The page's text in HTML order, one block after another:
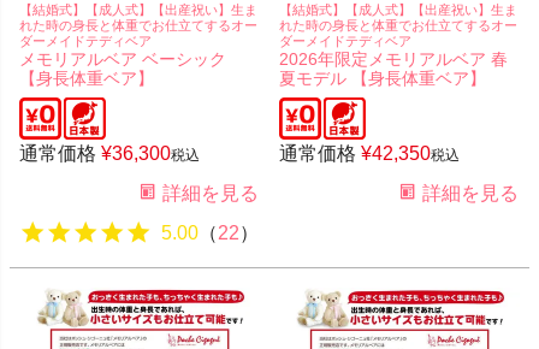
【結婚式】【成人式】【出産祝い】生ま
れた時の身長と体重でお仕立てするオー
ダーメイドテディベア
メモリアルベア ベーシック
【身長体重ベア】
通常価格 ¥36,300税込
詳細を見る
5.00 （22）
【結婚式】【成人式】【出産祝い】生ま
れた時の身長と体重でお仕立てするオー
ダーメイドテディベア
2026年限定メモリアルベア 春
夏モデル 【身長体重ベア】
通常価格 ¥42,350税込
詳細を見る